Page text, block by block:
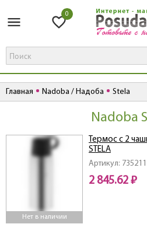
0
Главная Nadoba / Надоба Stela
Nadoba
Нет в наличии
Артикул: 735211
Термос с 2
STELA
2 845.62 ₽